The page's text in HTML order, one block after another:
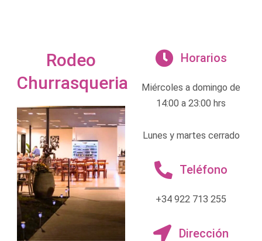
Horarios
Miércoles a domingo de
14:00 a 23:00 hrs
Lunes y martes cerrado
Teléfono
+34 922 713 255
Dirección
Rodeo
Churrasqueria